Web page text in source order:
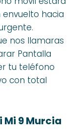
hacia
nos llamaras
Pantalla
tu teléfono
con total
9 Murcia